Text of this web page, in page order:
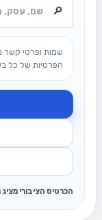
שמות ופרטי קשר
הפרטיות של כל
הכרטיס הציבורי